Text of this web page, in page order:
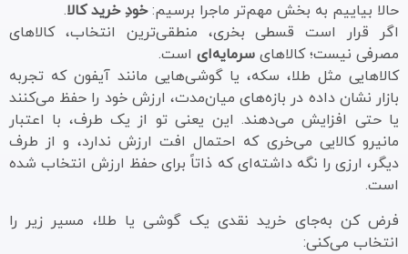
حالا بیاییم به بخش مهم‌تر ماجرا برسیم:خودِ خرید کالا.
اگر قرار است قسطی بخری، منطقی‌ترین انتخاب، کالاهای
مصرفی نیست؛ کالاهای سرمایه‌ای است.
کالاهایی مثل طلا، سکه، یا گوشی‌هایی مانند آیفون که تجربه
بازار نشان داده در بازه‌های میان‌مدت، ارزش خود را حفظ می‌کنند
یا حتی افزایش می‌دهند. این یعنی تو از یک طرف، با اعتبار
مانیرو کالایی می‌خری که احتمال افت ارزش ندارد، و از طرف
دیگر، ارزی را نگه داشته‌ای که ذاتاً برای حفظ ارزش انتخاب شده
است.
فرض کن به‌جای خرید نقدی یک گوشی یا طلا، مسیر زیر را
انتخاب می‌کنی: